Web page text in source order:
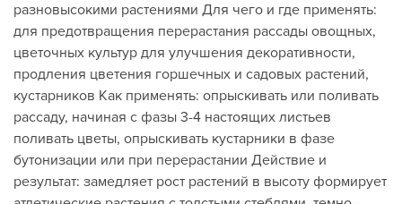
разновысокими растениями Для чего и где применять:
для предотвращения перерастания рассады овощных,
цветочных культур для улучшения декоративности,
продления цветения горшечных и садовых растений,
кустарников Как применять: опрыскивать или поливать
рассаду, начиная с фазы 3-4 настоящих листьев
поливать цветы, опрыскивать кустарники в фазе
бутонизации или при перерастании Действие и
результат: замедляет рост растений в высоту формирует